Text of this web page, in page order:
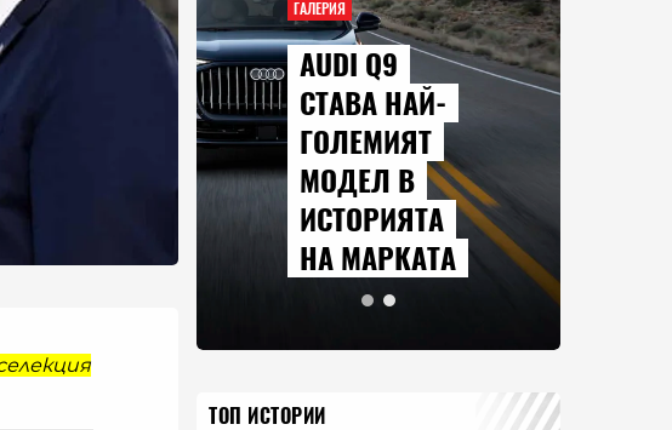
ГАЛЕРИЯ
AUDI Q9
СТАВА НАЙ-
ГОЛЕМИЯТ
МОДЕЛ В
ИСТОРИЯТА
НА МАРКАТА
ТОП ИСТОРИИ